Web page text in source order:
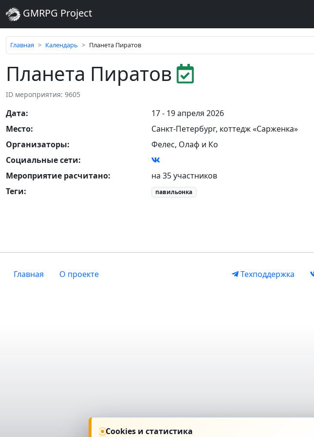
GMRPG Project
Главная Календарь Планета Пиратов
Планета Пиратов
ID мероприятия: 9605
Дата:
17 - 19 апреля 2026
Место: Санкт-Петербург, коттедж «Сарженка»
Организаторы:
Фелес, Олаф и Ко
Социальные сети:
Мероприятие расчитано:
на 35 участников
Теги: павильонка
Главная О проекте Техподдержка
Cookies и статистика